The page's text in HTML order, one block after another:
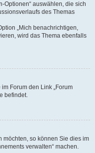
Optionen“ auswählen, die sich
des Themas
„Mich benachrichtigen,
wird das Thema ebenfalls
Forum den Link „Forum
befindet.
möchten, so können Sie dies im
verwalten“ machen.